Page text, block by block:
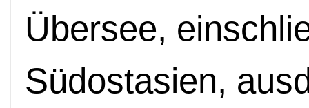
Übersee,
Südostasien,